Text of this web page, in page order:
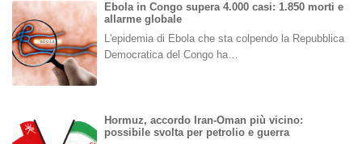
Ebola in Congo supera 4.000 casi: 1.850 morti e
allarme globale
L'epidemia di Ebola che sta colpendo la Repubblica
Democratica del Congo ha…
Hormuz, accordo Iran-Oman più vicino:
possibile svolta per petrolio e guerra